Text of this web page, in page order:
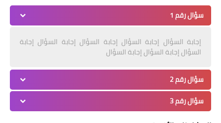
سؤال رقم 1
إجابة السؤال إجابة السؤال إجابة السؤال إجابة السؤال إجابة
السؤال إجابة السؤال إجابة السؤال
سؤال رقم 2
سؤال رقم 3